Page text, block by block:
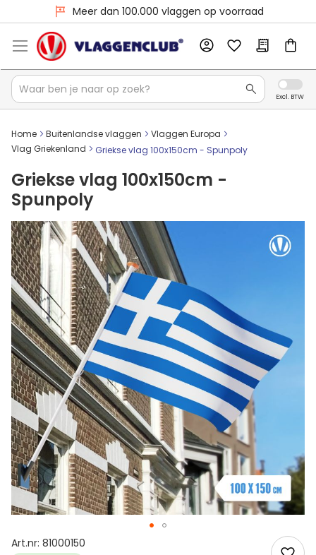
Meer dan 100.000 vlaggen op voorraad
Voor 16:00 besteld, dezelfde dag verzonden
Home Buitenlandse vlaggen
Vlaggen Europa
Vlag Griekenland
Griekse vlag 100x150cm - Spunpoly
Griekse vlag 100x150cm -
Spunpoly
Art.nr: 81000150